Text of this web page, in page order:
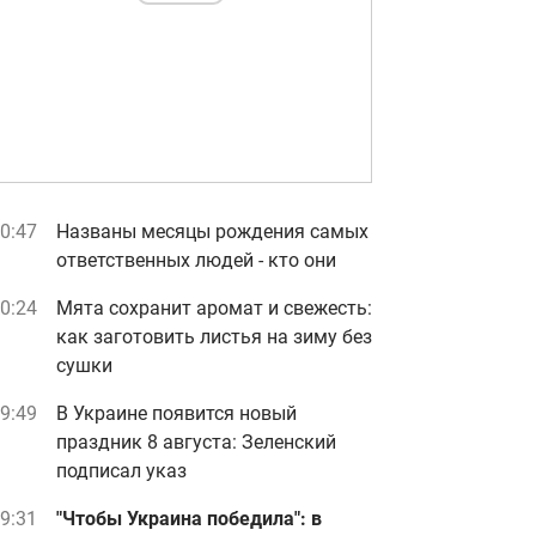
Названы месяцы рождения самых
ответственных людей - кто они
Мята сохранит аромат и свежесть:
как заготовить листья на зиму без
сушки
В Украине появится новый
праздник 8 августа: Зеленский
подписал указ
"Чтобы Украина победила": в